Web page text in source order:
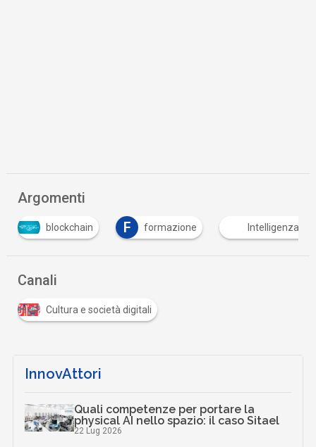
Argomenti
blockchain F formazione Intelligenza Artificiale
Canali
Cultura e società digitali
InnovAttori
Quali competenze per portare la
physical AI nello spazio: il caso Sitael
22 Lug 2026